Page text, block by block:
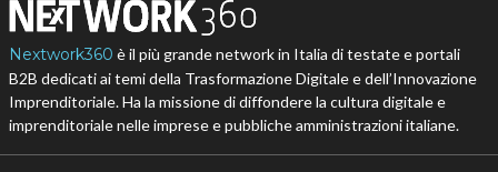
Nextwork360 è il più grande network in Italia di testate e portali
B2B dedicati ai temi della Trasformazione Digitale e dell’Innovazione
Imprenditoriale. Ha la missione di diffondere la cultura digitale e
imprenditoriale nelle imprese e pubbliche amministrazioni italiane.